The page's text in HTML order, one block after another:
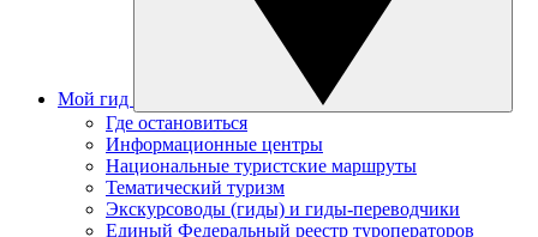
Мой гид
Где остановиться
Информационные центры
Национальные туристские маршруты
Тематический туризм
Экскурсоводы (гиды) и гиды-переводчики
Единый Федеральный реестр туроператоров